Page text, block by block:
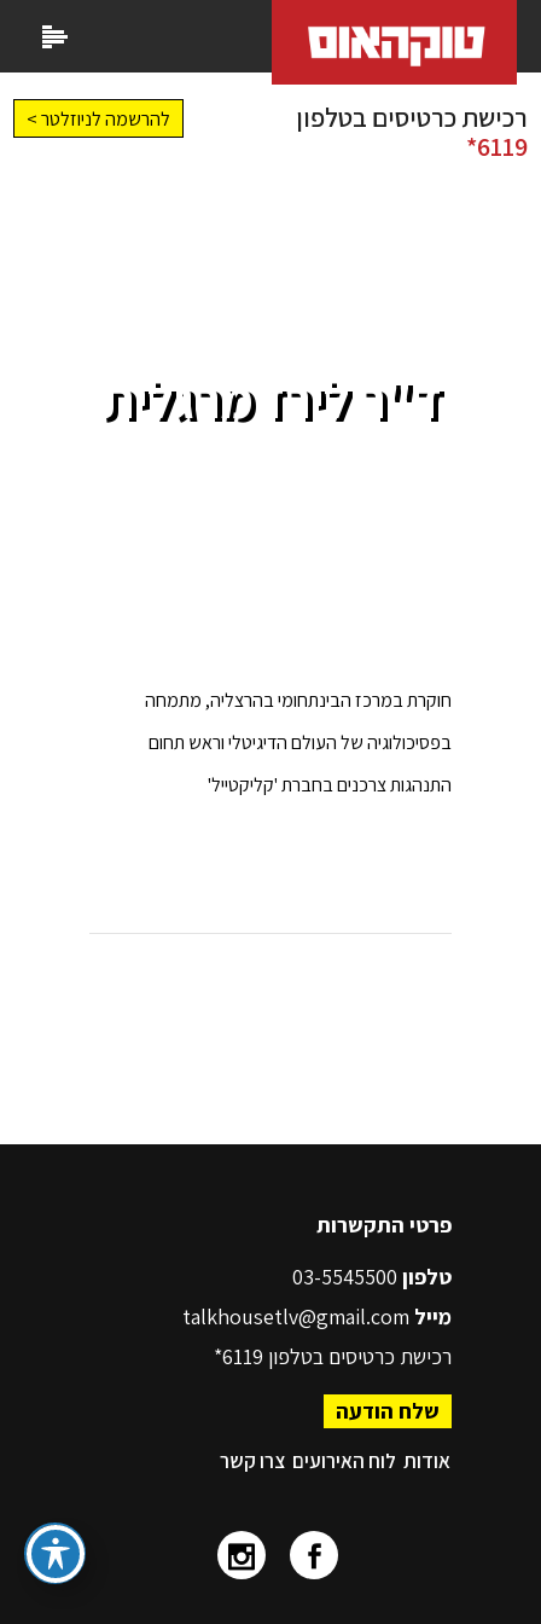
רכישת כרטיסים בטלפון
6119*
להרשמה לניוזלטר >
ד"ר לירז מרגלית
חוקרת במרכז הבינתחומי בהרצליה, מתמחה
בפסיכולוגיה של העולם הדיגיטלי וראש תחום
התנהגות צרכנים בחברת 'קליקטייל'
פרטי התקשרות
טלפון
מייל talkhousetlv@gmail.com
רכישת כרטיסים בטלפון 6119*
שלח הודעה
אודות לוח האירועים צרו קשר